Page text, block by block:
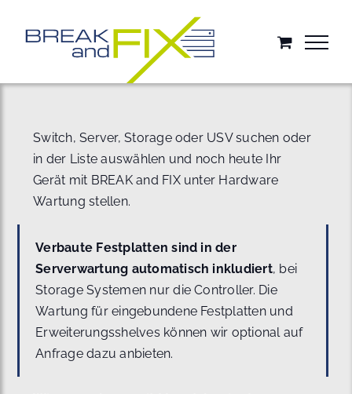
springen
Switch, Server, Storage oder USV suchen oder
in der Liste auswählen und noch heute Ihr
Gerät mit BREAK and FIX unter Hardware
Wartung stellen.
Verbaute Festplatten sind in der
Serverwartung automatisch inkludiert, bei
Storage Systemen nur die Controller. Die
Wartung für eingebundene Festplatten und
Erweiterungsshelves können wir optional auf
Anfrage dazu anbieten.